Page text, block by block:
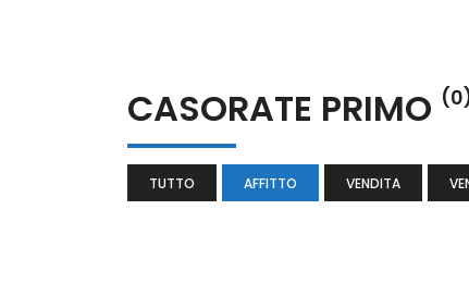
CASORATE PRIMO
TUTTO AFFITTO VENDITA